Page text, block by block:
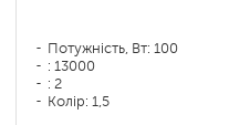
Потужність, Вт: 100
: 13000
: 2
Колір: 1,5